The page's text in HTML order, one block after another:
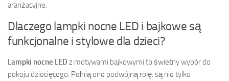
aranżacyjne.
Dlaczego lampki nocne LED i bajkowe są
funkcjonalne i stylowe dla dzieci?
Lampki nocne LED z motywami bajkowymi to świetny wybór do
pokoju dziecięcego. Pełnią one podwójną rolę: są nie tylko